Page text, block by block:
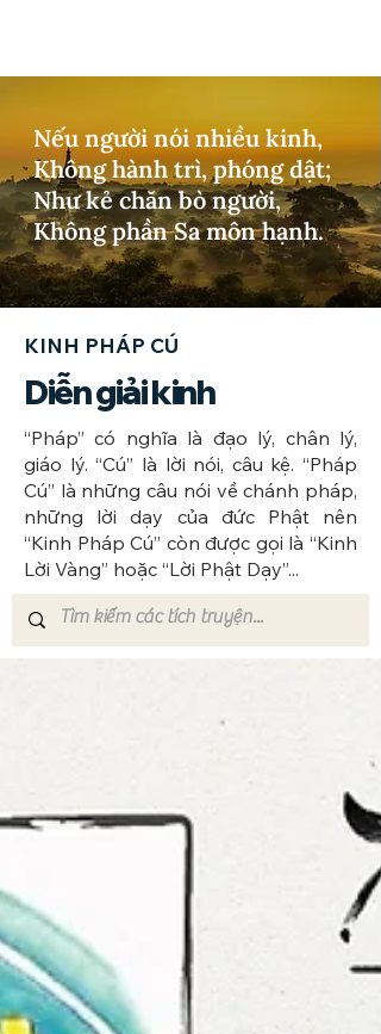
Nếu người nói nhiều kinh,
Không hành trì, phóng dật;
Như kẻ chăn bò người,
Không phần Sa môn hạnh.
KINH PHÁP CÚ
Diễn giải kinh
​“Pháp” có nghĩa là đạo lý, chân lý,
giáo lý. “Cú” là lời nói, câu kệ. “Pháp
Cú” là những câu nói về chánh pháp,
những lời dạy của đức Phật nên
“Kinh Pháp Cú” còn được gọi là “Kinh
Lời Vàng” hoặc “Lời Phật Dạy”...